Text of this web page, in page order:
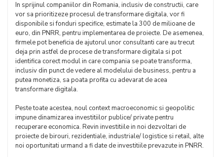
In sprijinul companiilor din Romania, inclusiv de constructii, care
vor sa prioritizeze procesul de transformare digitala, vor fi
disponibile si fonduri specifice, estimate la 300 de milioane de
euro, din PNRR, pentru implementarea de proiecte. De asemenea,
firmele pot beneficia de ajutorul unor consultanti care au trecut
deja prin astfel de procese de transformare digitala si pot
identifica corect modul in care compania se poate transforma,
inclusiv din punct de vedere al modelului de business, pentru a
putea monetiza, sa poata profita cu adevarat de acea
transformare digitala.
Peste toate acestea, noul context macroeconomic si geopolitic
impune dinamizarea investitiilor publice/ private pentru
recuperare economica. Revin investitiile in noi dezvoltari de
proiecte de birouri, rezidentiale, industriale/ logistice si retail, alte
noi oportunitati urmand a fi date de investitiile prevazute in PNRR.